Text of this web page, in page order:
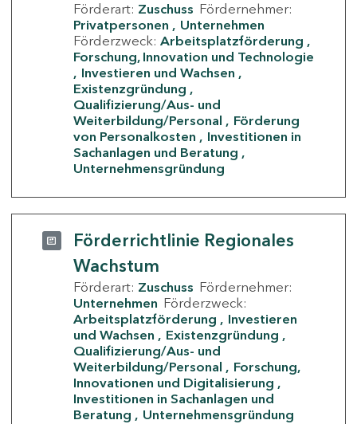
Förderart: Zuschuss Fördernehmer:
Privatpersonen
Unternehmen
Förderzweck: Arbeitsplatzförderung
Forschung, Innovation und Technologie
Investieren und Wachsen
Existenzgründung
Qualifizierung/Aus- und
Weiterbildung/Personal
Förderung
von Personalkosten
Investitionen in
Sachanlagen und Beratung
Unternehmensgründung
Förderrichtlinie Regionales
Wachstum
Förderart: Zuschuss Fördernehmer:
Unternehmen Förderzweck:
Arbeitsplatzförderung
Investieren
und Wachsen
Existenzgründung
Qualifizierung/Aus- und
Weiterbildung/Personal
Forschung,
Innovationen und Digitalisierung
Investitionen in Sachanlagen und
Beratung
Unternehmensgründung